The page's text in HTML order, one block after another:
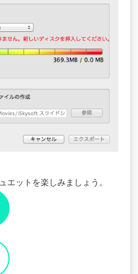
エットを楽しみましょう。